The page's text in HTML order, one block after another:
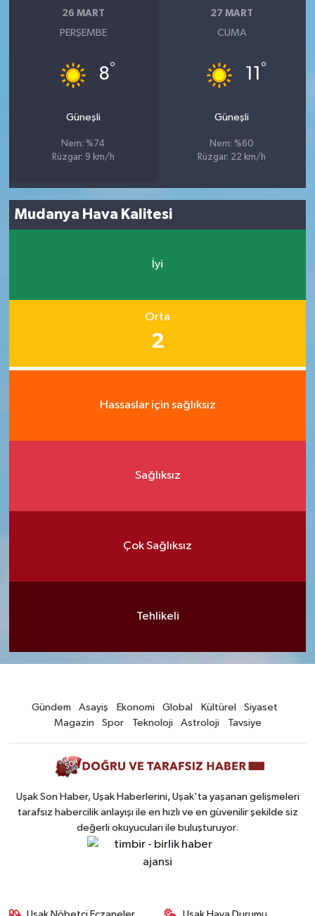
26 MART
PERŞEMBE
8°
Güneşli
Nem: %74
Rüzgar: 9 km/h
27 MART
CUMA
11 °
Güneşli
Nem: %60
Rüzgar: 22 km/h
Mudanya Hava Kalitesi
İyi
Orta
2
Hassaslar için sağlıksız
Sağlıksız
Çok Sağlıksız
Tehlikeli
Gündem Asayiş Ekonomi Global Kültürel
Siyaset
Magazin
Spor Teknoloji Astroloji Tavsiye
Uşak Son Haber, Uşak Haberlerini, Uşak'ta yaşanan gelişmeleri
tarafsız habercilik anlayışı ile en hızlı ve en güvenilir şekilde siz
değerli okuyucuları ile buluşturuyor.
Uşak Nöbetçi Eczaneler Uşak Hava Durumu